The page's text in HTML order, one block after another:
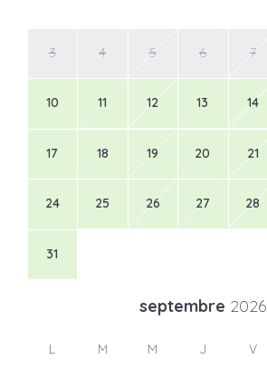
3 4 5 6 7
10 11 12 13 14
17 18 19 20 21
24 25 26 27 28
31
septembre 2026
L M M J V